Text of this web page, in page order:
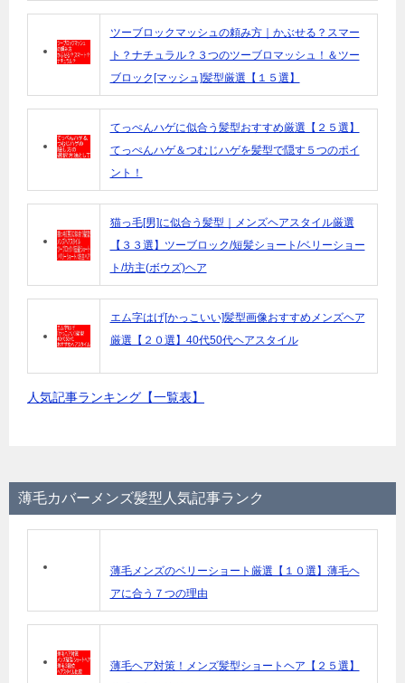
ツーブロックマッシュの頼み方｜かぶせる？スマー
ト？ナチュラル？３つのツーブロマッシュ！＆ツー
ブロック[マッシュ]髪型厳選【１５選】
てっぺんハゲに似合う髪型おすすめ厳選【２５選】
てっぺんハゲ＆つむじハゲを髪型で隠す５つのポイ
ント！
猫っ毛[男]に似合う髪型｜メンズヘアスタイル厳選
【３３選】ツーブロック/短髪ショート/ベリーショー
ト/坊主(ボウズ)ヘア
エム字はげ[かっこいい]髪型画像おすすめメンズヘア
厳選【２０選】40代50代ヘアスタイル
人気記事ランキング【一覧表】
薄毛カバーメンズ髪型人気記事ランク
薄毛メンズのベリーショート厳選【１０選】薄毛ヘ
アに合う７つの理由
薄毛ヘア対策！メンズ髪型ショートヘア【２５選】